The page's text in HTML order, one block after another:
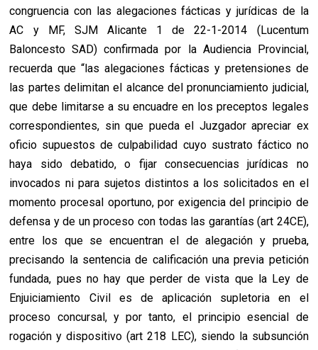
congruencia con las alegaciones fácticas y jurídicas de la
AC y MF, SJM Alicante 1 de 22-1-2014 (Lucentum
Baloncesto SAD) confirmada por la Audiencia Provincial,
recuerda que “las alegaciones fácticas y pretensiones de
las partes delimitan el alcance del pronunciamiento judicial,
que debe limitarse a su encuadre en los preceptos legales
correspondientes, sin que pueda el Juzgador apreciar ex
oficio supuestos de culpabilidad cuyo sustrato fáctico no
haya sido debatido, o fijar consecuencias jurídicas no
invocados ni para sujetos distintos a los solicitados en el
momento procesal oportuno, por exigencia del principio de
defensa y de un proceso con todas las garantías (art 24CE),
entre los que se encuentran el de alegación y prueba,
precisando la sentencia de calificación una previa petición
fundada, pues no hay que perder de vista que la Ley de
Enjuiciamiento Civil es de aplicación supletoria en el
proceso concursal, y por tanto, el principio esencial de
rogación y dispositivo (art 218 LEC), siendo la subsunción